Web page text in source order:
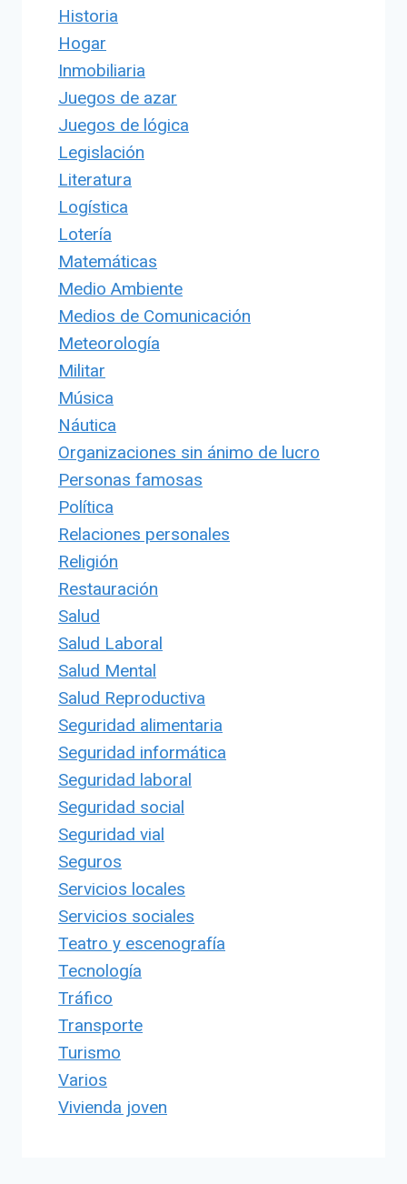
Historia
Hogar
Inmobiliaria
Juegos de azar
Juegos de lógica
Legislación
Literatura
Logística
Lotería
Matemáticas
Medio Ambiente
Medios de Comunicación
Meteorología
Militar
Música
Náutica
Organizaciones sin ánimo de lucro
Personas famosas
Política
Relaciones personales
Religión
Restauración
Salud
Salud Laboral
Salud Mental
Salud Reproductiva
Seguridad alimentaria
Seguridad informática
Seguridad laboral
Seguridad social
Seguridad vial
Seguros
Servicios locales
Servicios sociales
Teatro y escenografía
Tecnología
Tráfico
Transporte
Turismo
Varios
Vivienda joven